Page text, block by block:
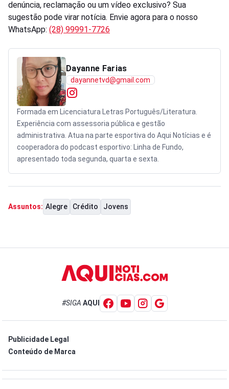
denúncia, reclamação ou um vídeo exclusivo? Sua
sugestão pode virar notícia. Envie agora para o nosso
WhatsApp: (28) 99991-7726
Dayanne Farias
dayannetvd@gmail.com
Formada em Licenciatura Letras Português/Literatura.
Experiência com assessoria pública e gestão
administrativa. Atua na parte esportiva do Aqui Notícias e é
cooperadora do podcast esportivo: Linha de Fundo,
apresentado toda segunda, quarta e sexta.
Assuntos: Alegre Crédito Jovens
#SIGA AQUI
Publicidade Legal
Conteúdo de Marca